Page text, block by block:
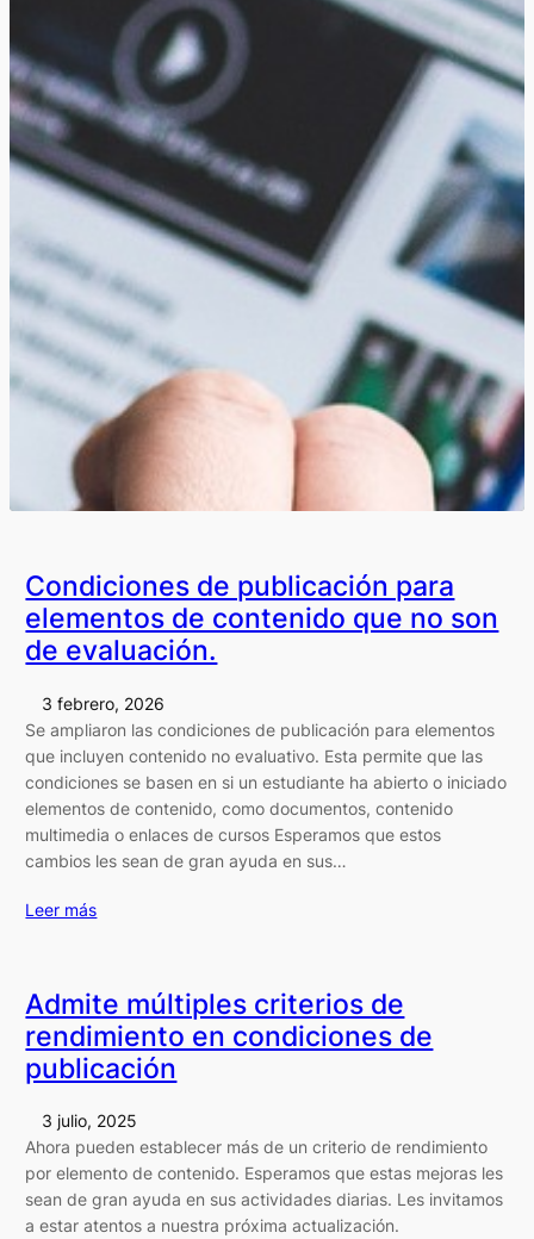
Condiciones de publicación para
elementos de contenido que no son
de evaluación.
3 febrero, 2026
Se ampliaron las condiciones de publicación para elementos
que incluyen contenido no evaluativo. Esta permite que las
condiciones se basen en si un estudiante ha abierto o iniciado
elementos de contenido, como documentos, contenido
multimedia o enlaces de cursos Esperamos que estos
cambios les sean de gran ayuda en sus…
Leer más
Admite múltiples criterios de
rendimiento en condiciones de
publicación
3 julio, 2025
Ahora pueden establecer más de un criterio de rendimiento
por elemento de contenido. Esperamos que estas mejoras les
sean de gran ayuda en sus actividades diarias. Les invitamos
a estar atentos a nuestra próxima actualización.